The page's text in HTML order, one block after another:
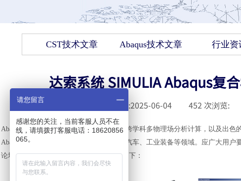
CST技术文章 Abaqus技术文章 行业资
达索系统 SIMULIA Abaqus复
发布时间 :2025-06-04 452 次浏览:
Abaqus以其能够出色完成线性、非线性、跨学科多物理场分析计算，以及出色
Abaqus复合材料分析广泛用于航空航天、汽车、工业装备等领域。应广大用户
论坛，此次论坛为期2天，日程安排详情如下：
请您留言
感谢您的关注，当前客服人员不在
线，请填拨打客服电话：18620856
065。